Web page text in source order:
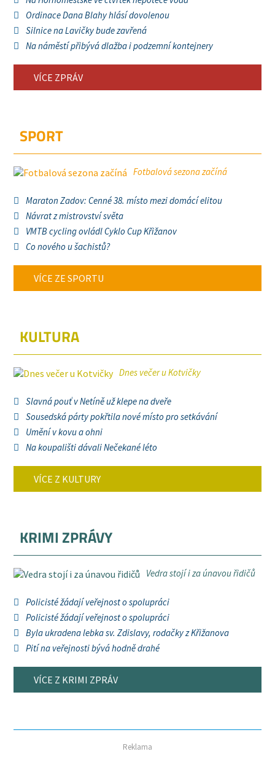
Ordinace Dana Blahy hlásí dovolenou
Silnice na Lavičky bude zavřená
Na náměstí přibývá dlažba i podzemní kontejnery
VÍCE ZPRÁV
SPORT
Fotbalová sezona začíná
Maraton Zadov: Cenné 38. místo mezi domácí elitou
Návrat z mistrovství světa
VMTB cycling ovládl Cyklo Cup Křižanov
Co nového u šachistů?
VÍCE ZE SPORTU
KULTURA
Dnes večer u Kotvičky
Slavná pouť v Netíně už klepe na dveře
Sousedská párty pokřtila nové místo pro setkávání
Umění v kovu a ohni
Na koupališti dávali Nečekané léto
VÍCE Z KULTURY
KRIMI ZPRÁVY
Vedra stojí i za únavou řidičů
Policisté žádají veřejnost o spolupráci
Policisté žádají veřejnost o spolupráci
Byla ukradena lebka sv. Zdislavy, rodačky z Křižanova
Pití na veřejnosti bývá hodně drahé
VÍCE Z KRIMI ZPRÁV
Reklama